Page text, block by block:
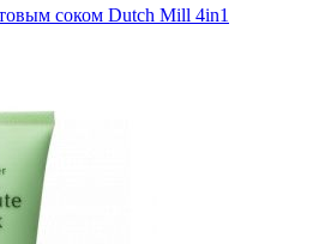
соком Dutch Mill 4in1